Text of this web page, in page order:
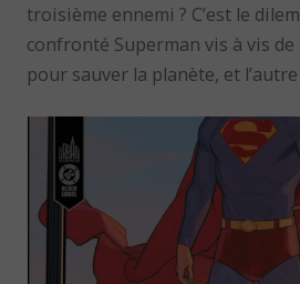
troisième ennemi ? C’est le
confronté Superman vis à vis de
pour sauver la planète, et